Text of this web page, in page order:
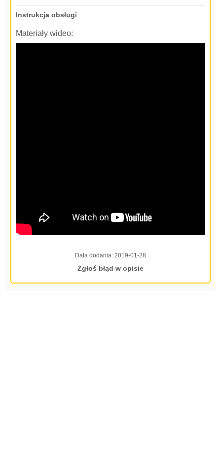
Instrukcja obsługi
Materiały wideo:
Data dodania: 2019-01-28
Zgłoś błąd w opisie